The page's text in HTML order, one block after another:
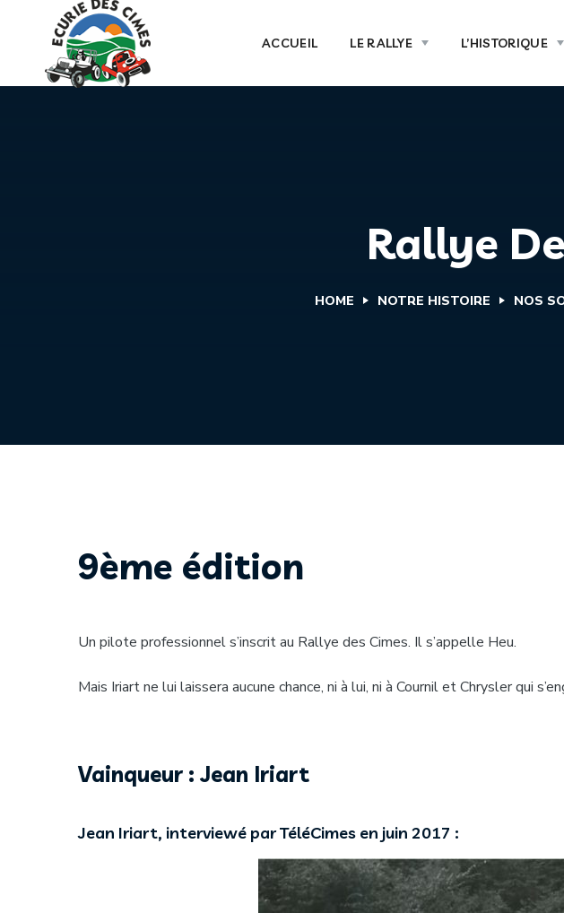
ACCUEIL LE RALLYE L’HISTORIQUE
Rallye
HOME NOTRE HISTOIRE NOS
9ème édition
Un pilote professionnel s’inscrit au Rallye des Cimes. Il s’appelle Heu.
Mais Iriart ne lui laissera aucune chance, ni à lui, ni à Cournil et Chrysler qui
Vainqueur : Jean Iriart
Jean Iriart, interviewé par TéléCimes en juin 2017 :